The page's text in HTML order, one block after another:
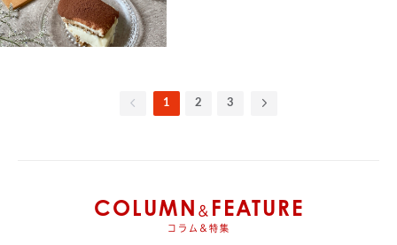
1 2 3
COLUMN & FEATURE
コラム&特集